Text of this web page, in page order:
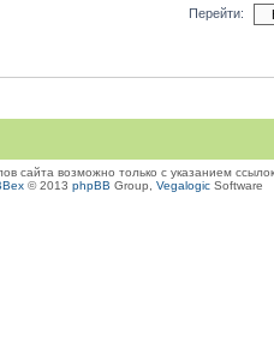
Перейти:
сайта возможно только с указанием ссылок
© 2013 phpBB Group, VegalogicSoftware